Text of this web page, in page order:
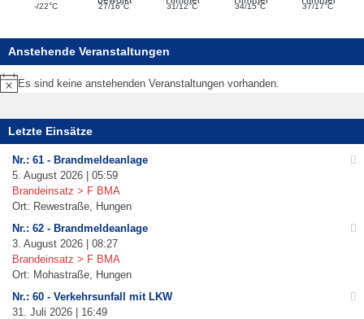
-/22°C 27/16°C 31/12°C 34/15°C 37/17°C
Anstehende Veranstaltungen
Hinweis
Es sind keine anstehenden Veranstaltungen vorhanden.
Letzte Einsätze
Nr.: 61 - Brandmeldeanlage
5. August 2026 | 05:59
Brandeinsatz > F BMA
Ort: Rewestraße, Hungen
Nr.: 62 - Brandmeldeanlage
3. August 2026 | 08:27
Brandeinsatz > F BMA
Ort: Mohastraße, Hungen
Nr.: 60 - Verkehrsunfall mit LKW
31. Juli 2026 | 16:49